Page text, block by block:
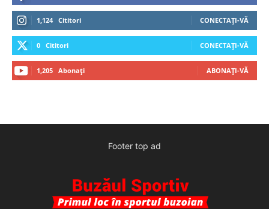
1,124 Cititori CONECTAȚI-VĂ
0 Cititori CONECTAȚI-VĂ
1,205 Abonați ABONAȚI-VĂ
Footer top ad